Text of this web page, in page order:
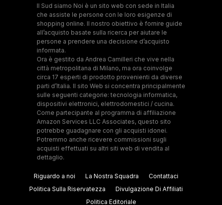
Il Sud siamo Noi è un sito web con sede in Italia
che assiste le persone con le loro esigenze di
shopping online. Il nostro obiettivo è fornire guide
all’acquisto basate sulla ricerca per aiutare le
persone a prendere una decisione d’acquisto
informata.
Ora è gestito da Andrea Camilleri che vive nella
città metropolitana di Milano, ma ora coinvolge
circa 17 esperti di prodotto provenienti da diverse
parti d’Italia. Il sito Web si concentra principalmente
sulle seguenti categorie: tecnologia informatica,
dispositivi elettronici, elettrodomestici / cucina.
Come partecipante al programma di affiliazione
Amazon Services LLC Associates, questo sito
potrebbe guadagnare con gli acquisti idonei.
Potremmo anche ricevere commissioni sugli
acquisti effettuati su altri siti web di vendita al
dettaglio.
Riguardo a noi La Nostra Squadra
Contattaci
Politica Sulla Riservatezza
Divulgazione Di Affiliati
Politica Editoriale